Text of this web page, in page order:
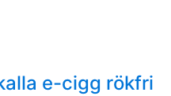
e-cigg rökfri